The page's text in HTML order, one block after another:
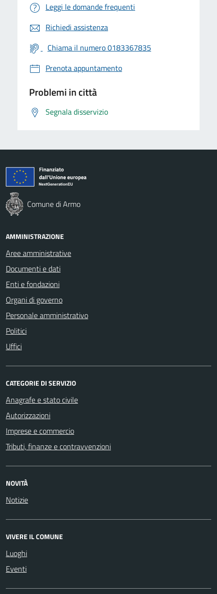
Leggi le domande frequenti
Richiedi assistenza
Chiama il numero 0183367835
Prenota appuntamento
Problemi in città
Segnala disservizio
Comune di Armo
AMMINISTRAZIONE
Aree amministrative
Documenti e dati
Enti e fondazioni
Organi di governo
Personale amministrativo
Politici
Uffici
CATEGORIE DI SERVIZIO
Anagrafe e stato civile
Autorizzazioni
Imprese e commercio
Tributi, finanze e contravvenzioni
NOVITÀ
Notizie
VIVERE IL COMUNE
Luoghi
Eventi